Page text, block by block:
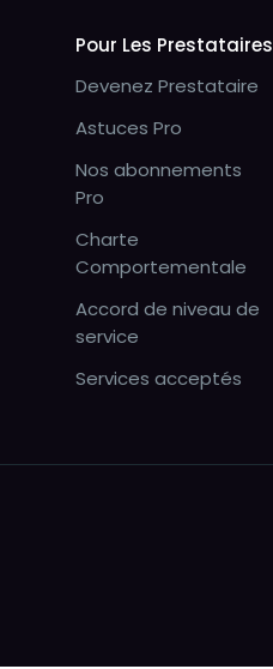
Pour Les Prestataires
Devenez Prestataire
Astuces Pro
Nos abonnements
Pro
Charte
Comportementale
Accord de niveau de
service
Services acceptés